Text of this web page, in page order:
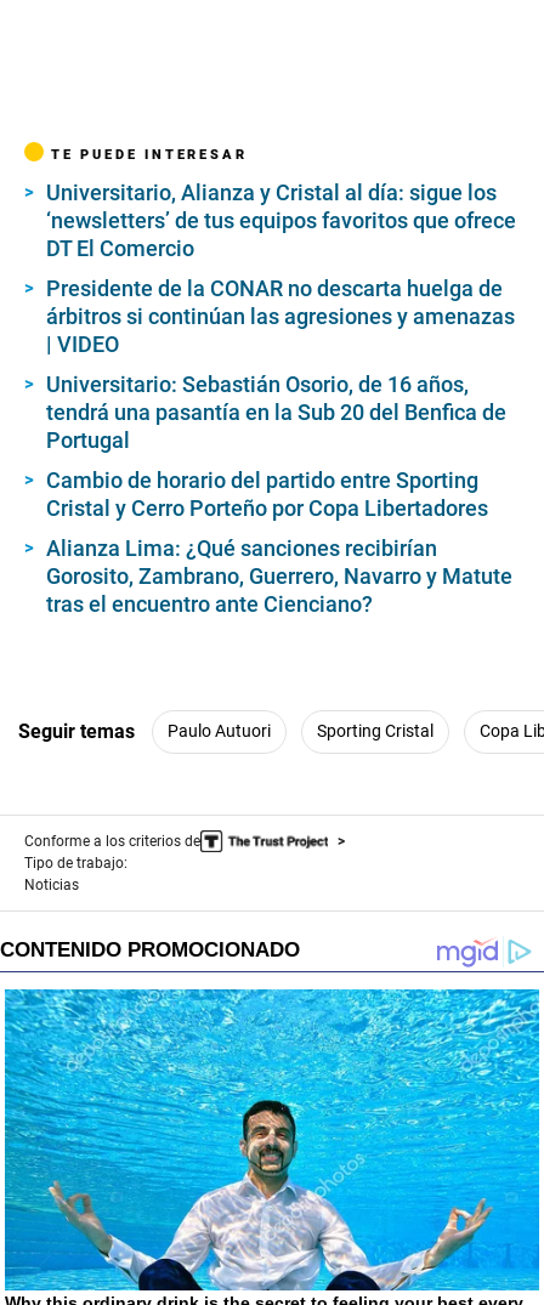
TE PUEDE INTERESAR
Universitario, Alianza y Cristal al día: sigue los
‘newsletters’ de tus equipos favoritos que ofrece
DT El Comercio
Presidente de la CONAR no descarta huelga de
árbitros si continúan las agresiones y amenazas
| VIDEO
Universitario: Sebastián Osorio, de 16 años,
tendrá una pasantía en la Sub 20 del Benfica de
Portugal
Cambio de horario del partido entre Sporting
Cristal y Cerro Porteño por Copa Libertadores
Alianza Lima: ¿Qué sanciones recibirían
Gorosito, Zambrano, Guerrero, Navarro y Matute
tras el encuentro ante Cienciano?
Seguir temas Paulo Autuori Sporting Cristal Copa
Conforme a los criterios de
Tipo de trabajo:
Noticias